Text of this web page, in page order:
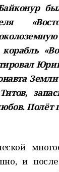
Полёт
и